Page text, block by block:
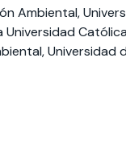
Ambiental,
Universidad